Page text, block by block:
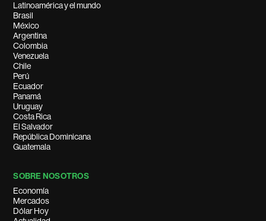
Latinoamérica y el mundo
Brasil
México
Argentina
Colombia
Venezuela
Chile
Perú
Ecuador
Panamá
Uruguay
Costa Rica
El Salvador
República Dominicana
Guatemala
SOBRE NOSOTROS
Economía
Mercados
Dólar Hoy